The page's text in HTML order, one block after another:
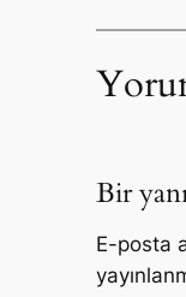
Bir
E-posta